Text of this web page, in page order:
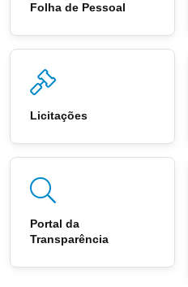
Folha de Pessoal
Licitações
Portal da
Transparência